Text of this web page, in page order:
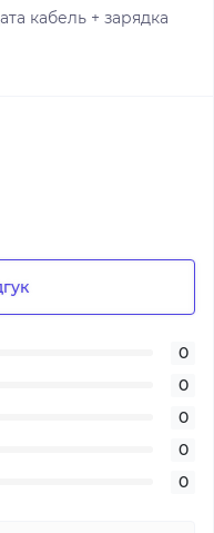
кабель + зарядка
0
0
0
0
0